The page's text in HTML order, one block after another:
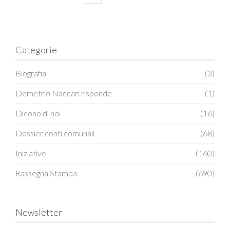
Categorie
Biografia (3)
Demetrio Naccari risponde (1)
Dicono di noi (16)
Dossier conti comunali (68)
Iniziative (160)
Rassegna Stampa (690)
Newsletter